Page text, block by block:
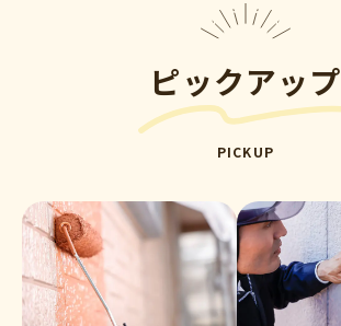
ピックアップ
PICKUP